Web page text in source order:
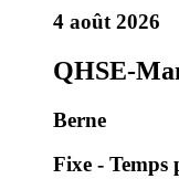
4 août 2026
QHSE-
Berne
Fixe - Temps